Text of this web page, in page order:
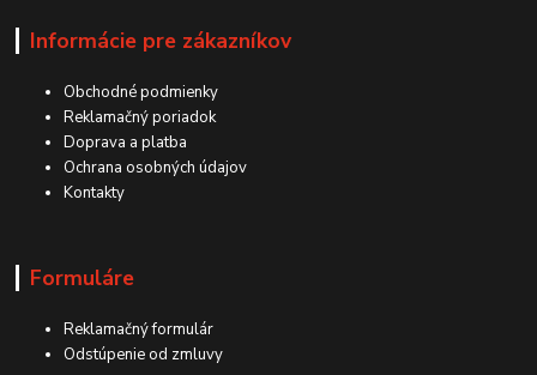
Informácie pre zákazníkov
Obchodné podmienky
Reklamačný poriadok
Doprava a platba
Ochrana osobných údajov
Kontakty
Formuláre
Reklamačný formulár
Odstúpenie od zmluvy